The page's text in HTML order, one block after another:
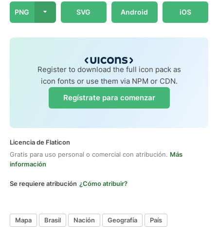
PNG SVG Android iOS
Register to download the full icon pack as
icon fonts or use them via NPM or CDN.
Regístrate para comenzar
Licencia de Flaticon
Gratis para uso personal o comercial con atribución. Más
información
Se requiere atribución ¿Cómo atribuir?
Mapa Brasil Nación Geografía País